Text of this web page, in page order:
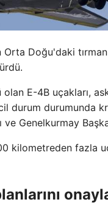
Orta Doğu'daki
E-4B uçakları,
durum durumunda
ve Genelkurmay
kilometreden fazla